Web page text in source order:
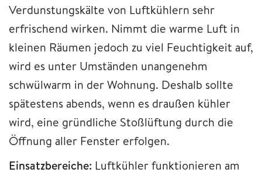
Verdunstungskälte von Luftkühlern sehr
erfrischend wirken. Nimmt die warme Luft in
kleinen Räumen jedoch zu viel Feuchtigkeit auf,
wird es unter Umständen unangenehm
schwülwarm in der Wohnung. Deshalb sollte
spätestens abends, wenn es draußen kühler
wird, eine gründliche Stoßlüftung durch die
Öffnung aller Fenster erfolgen.
Einsatzbereiche: Luftkühler funktionieren am